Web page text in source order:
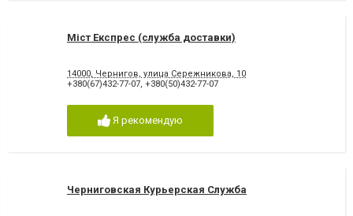
Міст Експрес (служба доставки)
14000, Чернигов, улица Сережникова, 10
+380(67)432-77-07 +380(50)432-77-07
Я рекомендую
Черниговская Курьерская Служба